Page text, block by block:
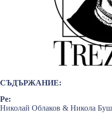
СЪДЪРЖАНИЕ:
Ре:
Николай Облаков & Никола